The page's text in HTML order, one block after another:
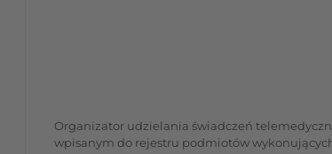
Organizator udzielania świadczeń
wpisanym do rejestru podmiotów